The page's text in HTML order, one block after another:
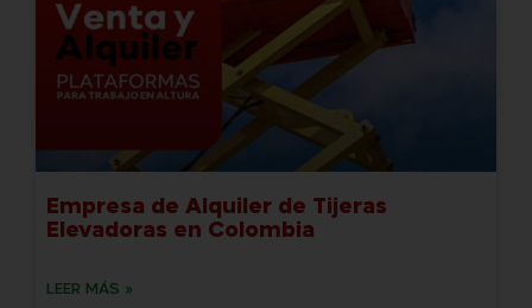
Empresa de Alquiler de Tijeras
Elevadoras en Colombia
LEER MÁS »